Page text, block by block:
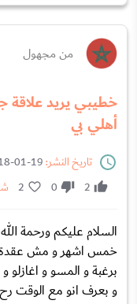
من مجهول
خطيبي يريد علاقة
أهلي بي
تاريخ النشر:
2
0
2
خمس اشهر و مش عقدة
برغبة و المسو و
و بعرف انو مع الوقت رح